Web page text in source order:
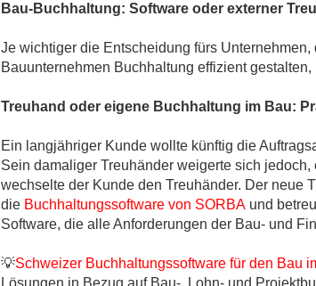
Bau-Buchhaltung: Software oder externer
Je wichtiger die Entscheidung fürs
Bauunternehmen Buchhaltung effizient
Treuhand oder eigene Buchhaltung im Bau:
Ein langjähriger Kunde wollte künftig die
Sein damaliger Treuhänder weigerte sich
wechselte der Kunde den Treuhänder. Der neue
die Buchhaltungssoftware von SORBA und
Software, die alle Anforderungen der Bau- und
💡Schweizer Buchhaltungssoftware für den Bau
Lösungen in Bezug auf Bau-, Lohn- und